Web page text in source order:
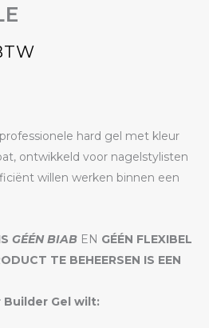
hard gel met kleur
ontwikkeld voor nagelstylisten
willen werken binnen een
GÉÉN BIAB EN GÉÉN FLEXIBEL
TE BEHEERSEN IS EEN
Builder Gel wilt: